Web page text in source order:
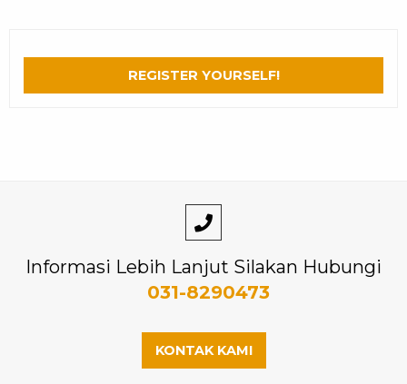
REGISTER YOURSELF!
Informasi Lebih Lanjut Silakan Hubungi
031-8290473
KONTAK KAMI